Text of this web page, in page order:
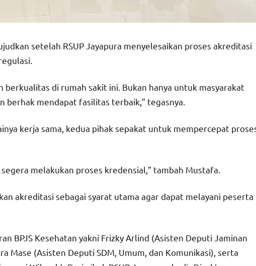
setelah RSUP Jayapura menyelesaikan proses akreditasi
berkualitas di rumah sakit ini. Bukan hanya untuk masyarakat
berhak mendapat fasilitas terbaik,” tegasnya.
kerja sama, kedua pihak sepakat untuk mempercepat
melakukan proses kredensial,” tambah Mustafa.
akreditasi sebagai syarat utama agar dapat melayani peserta
BPJS Kesehatan yakni Frizky Arlind (Asisten Deputi Jaminan
Mase (Asisten Deputi SDM, Umum, dan Komunikasi), serta